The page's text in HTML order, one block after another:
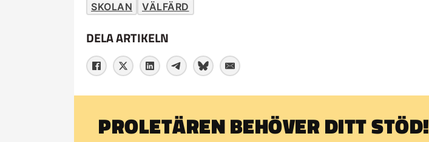
SKOLAN
VÄLFÄRD
DELA ARTIKELN
PROLETÄREN BEHÖVER DITT STÖD!